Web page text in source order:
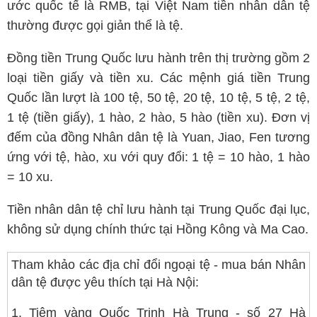
ước quốc tế là RMB, tại Việt Nam tiền nhân dân tệ
thường được gọi giản thể là tệ.
Đồng tiền Trung Quốc lưu hành trên thị trường gồm 2
loại tiền giấy và tiền xu. Các mệnh giá tiền Trung
Quốc lần lượt là 100 tệ, 50 tệ, 20 tệ, 10 tệ, 5 tệ, 2 tệ,
1 tệ (tiền giấy), 1 hào, 2 hào, 5 hào (tiền xu). Đơn vị
đếm của đồng Nhân dân tệ là Yuan, Jiao, Fen tương
ứng với tệ, hào, xu với quy đổi: 1 tệ = 10 hào, 1 hào
= 10 xu.
Tiền nhân dân tệ chỉ lưu hành tại Trung Quốc đại lục,
không sử dụng chính thức tại Hồng Kông và Ma Cao.
Tham khảo các địa chỉ đổi ngoại tệ - mua bán Nhân
dân tệ được yêu thích tại Hà Nội:
1. Tiệm vàng Quốc Trinh Hà Trung - số 27 Hà